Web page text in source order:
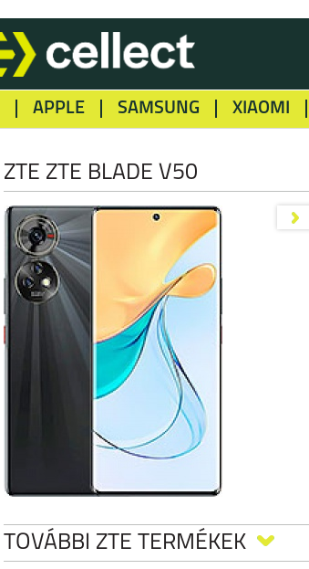
APPLE SAMSUNG XIAOMI
ZTE ZTE BLADE V50
TOVÁBBI ZTE TERMÉKEK